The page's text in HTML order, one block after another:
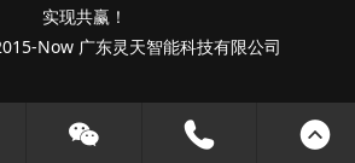
实现共赢！
Now 广东灵天智能科技有限公司